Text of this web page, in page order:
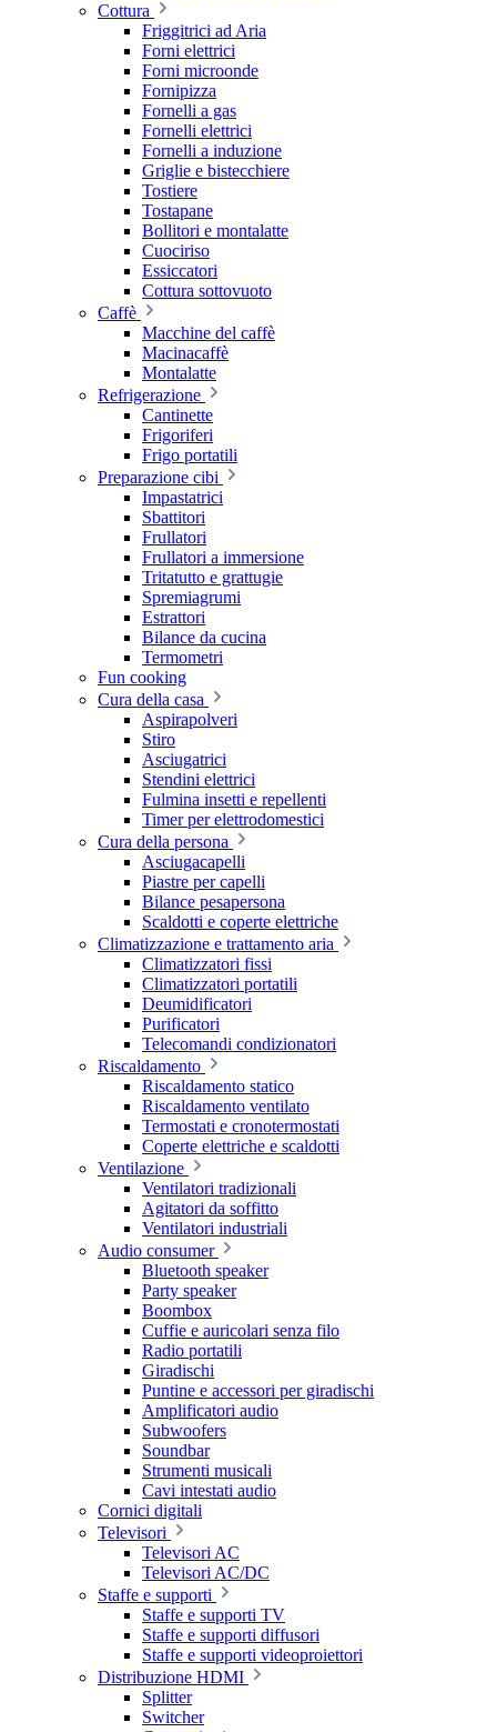
Cottura
Friggitrici ad Aria
Forni elettrici
Forni microonde
Fornipizza
Fornelli a gas
Fornelli elettrici
Fornelli a induzione
Griglie e bistecchiere
Tostiere
Tostapane
Bollitori e montalatte
Cuociriso
Essiccatori
Cottura sottovuoto
Caffè
Macchine del caffè
Macinacaffè
Montalatte
Refrigerazione
Cantinette
Frigoriferi
Frigo portatili
Preparazione cibi
Impastatrici
Sbattitori
Frullatori
Frullatori a immersione
Tritatutto e grattugie
Spremiagrumi
Estrattori
Bilance da cucina
Termometri
Fun cooking
Cura della casa
Aspirapolveri
Stiro
Asciugatrici
Stendini elettrici
Fulmina insetti e repellenti
Timer per elettrodomestici
Cura della persona
Asciugacapelli
Piastre per capelli
Bilance pesapersona
Scaldotti e coperte elettriche
Climatizzazione e trattamento aria
Climatizzatori fissi
Climatizzatori portatili
Deumidificatori
Purificatori
Telecomandi condizionatori
Riscaldamento
Riscaldamento statico
Riscaldamento ventilato
Termostati e cronotermostati
Coperte elettriche e scaldotti
Ventilazione
Ventilatori tradizionali
Agitatori da soffitto
Ventilatori industriali
Audio consumer
Bluetooth speaker
Party speaker
Boombox
Cuffie e auricolari senza filo
Radio portatili
Giradischi
Puntine e accessori per giradischi
Amplificatori audio
Subwoofers
Soundbar
Strumenti musicali
Cavi intestati audio
Cornici digitali
Televisori
Televisori AC
Televisori AC/DC
Staffe e supporti
Staffe e supporti TV
Staffe e supporti diffusori
Staffe e supporti videoproiettori
Distribuzione HDMI
Splitter
Switcher